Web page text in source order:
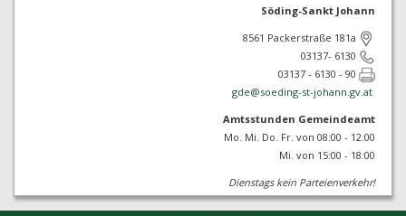
Söding-Sankt Johann
8561 Packerstraße 181a
03137- 6130
03137 - 6130 - 90
gde@soeding-st-johann.gv.at
Amtsstunden Gemeindeamt
Mo. Mi. Do. Fr. von 08:00 - 12:00
Mi. von 15:00 - 18:00
Dienstags kein Parteienverkehr!